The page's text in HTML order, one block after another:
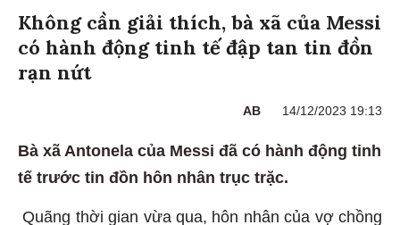
Không cần giải thích, bà xã của Messi
có hành động tinh tế đập tan tin đồn
rạn nứt
AB 14/12/2023 19:13
Bà xã Antonela của Messi đã có hành động tinh
tế trước tin đồn hôn nhân trục trặc.
Quãng thời gian vừa qua, hôn nhân của vợ chồng